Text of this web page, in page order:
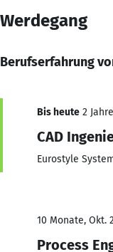
Werdegang
Berufserfahrung
Bis heute 2
CAD
Eurostyle
10 Monate, Okt.
Process